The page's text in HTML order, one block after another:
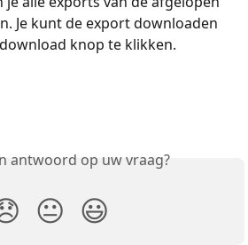
Je kunt de export downloaden
knop te klikken.
antwoord op uw vraag?
😐 😃